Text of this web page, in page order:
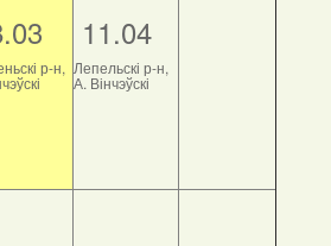
р-н,
11.04
Лепельскі р-н,
А. Вінчэўскі